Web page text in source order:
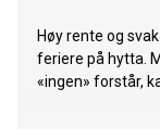
Høy rente og
feriere på hytta.
«ingen» forstår,